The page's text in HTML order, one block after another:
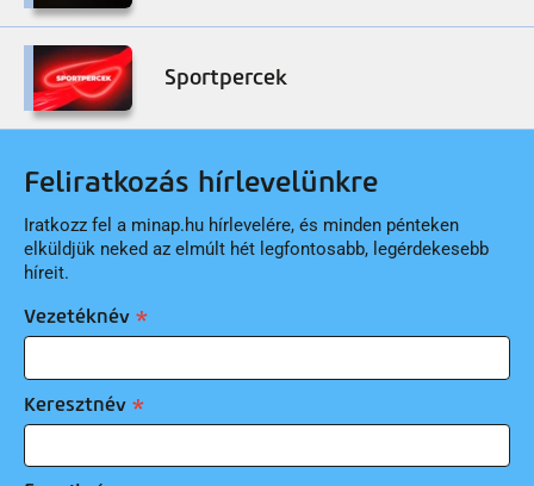
Sportpercek
Feliratkozás hírlevelünkre
Iratkozz fel a minap.hu hírlevelére, és minden pénteken
elküldjük neked az elmúlt hét legfontosabb, legérdekesebb
híreit.
Vezetéknév
Keresztnév